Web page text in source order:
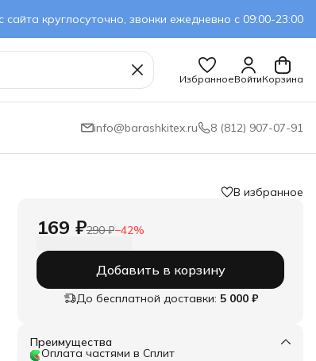
сайта круглосуточно, звонки ежедневно с 09:00-23:00
ИзбранноеВойтиКорзина
info@barashkitex.ru 8 (812) 907-07-91
В избранное
169 ₽290 ₽−42%
Добавить в корзину
До бесплатной доставки: 5 000 ₽
Преимущества
Оплата частями в Сплит